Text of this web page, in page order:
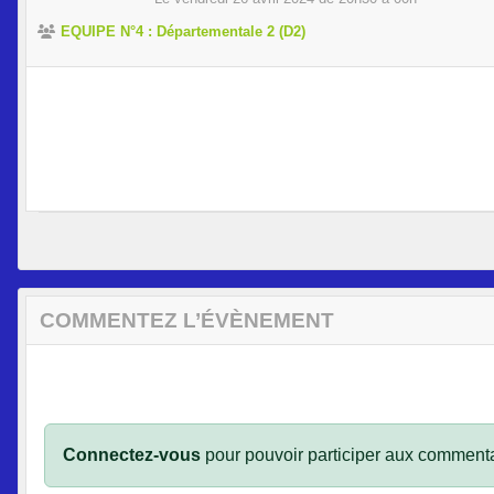
EQUIPE N°4 : Départementale 2 (D2)
COMMENTEZ L’ÉVÈNEMENT
Connectez-vous pour pouvoir participer aux